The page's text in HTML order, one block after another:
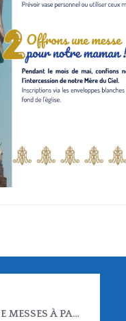
DIMANCHE 3 MAI PAS DE MESSES À PARÇAY !!! MAIS À ROCHECORBON À 8H30, 9H30 ET 18H15